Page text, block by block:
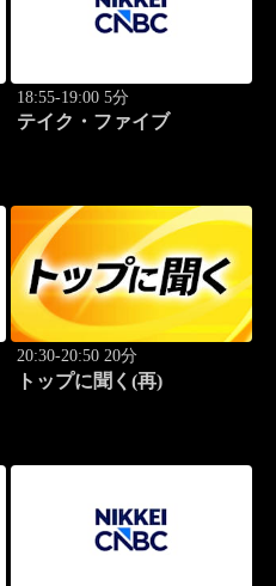
18:55-19:00 5分
テイク・ファイブ
20:30-20:50 20分
トップに聞く(再)